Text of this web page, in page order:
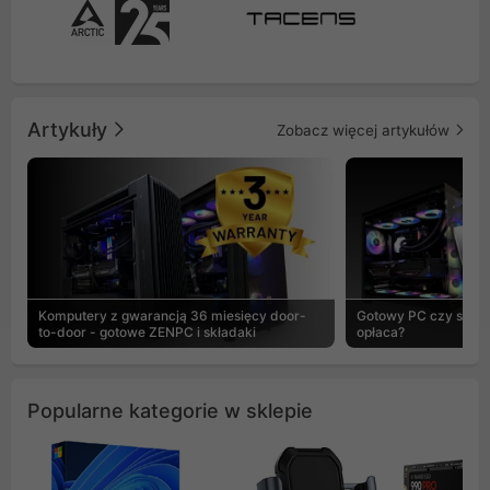
Artykuły Zobacz więcej artykułów
Komputery z gwarancją 36 miesięcy door-
to-door - gotowe ZENPC i składaki
Gotowy PC czy
opłaca?
Popularne kategorie w sklepie